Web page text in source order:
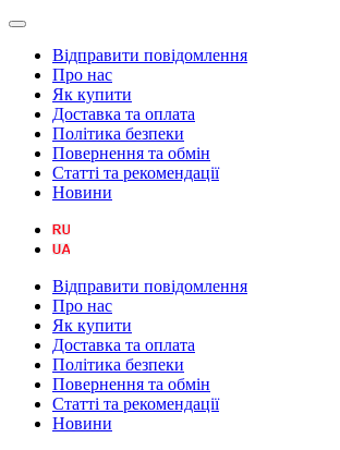
Відправити повідомлення
Про нас
Як купити
Доставка та оплата
Політика безпеки
Повернення та обмін
Статті та рекомендації
Новини
Відправити повідомлення
Про нас
Як купити
Доставка та оплата
Політика безпеки
Повернення та обмін
Статті та рекомендації
Новини